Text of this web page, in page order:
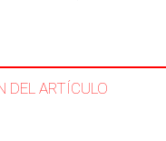
DEL ARTÍCULO